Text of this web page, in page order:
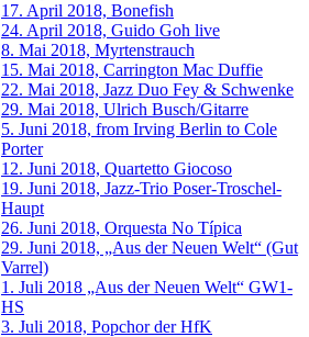
17. April 2018, Bonefish
24. April 2018, Guido Goh live
8. Mai 2018, Myrtenstrauch
15. Mai 2018, Carrington Mac Duffie
22. Mai 2018, Jazz Duo Fey & Schwenke
29. Mai 2018, Ulrich Busch/Gitarre
5. Juni 2018, from Irving Berlin to Cole
Porter
12. Juni 2018, Quartetto Giocoso
19. Juni 2018, Jazz-Trio Poser-Troschel-
Haupt
26. Juni 2018, Orquesta No Típica
29. Juni 2018, „Aus der Neuen Welt“ (Gut
Varrel)
1. Juli 2018 „Aus der Neuen Welt“ GW1-
HS
3. Juli 2018, Popchor der HfK